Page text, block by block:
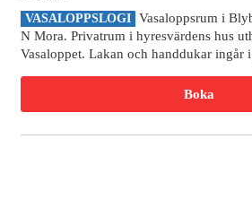
VASALOPPSLOGI Vasaloppsrum i
N Mora. Privatrum i hyresvärdens hus
Vasaloppet. Lakan och handdukar ingår
Boka